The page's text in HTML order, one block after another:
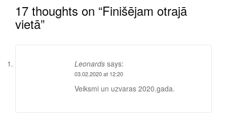
17 thoughts on “Finišējam otrajā
vietā”
Leonards says:
03.02.2020 at 12:20
Veiksmi un uzvaras 2020.gada.